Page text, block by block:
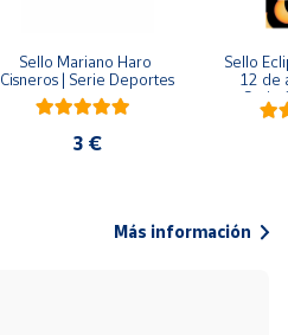
Sello Mariano Haro
Cisneros | Serie Deportes
3 €
Sello
12 de
Serie
Más información